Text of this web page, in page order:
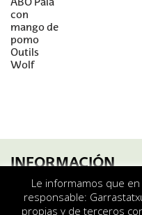
ABO Pala
con
mango de
pomo
Outils
Wolf
INFORMACIÓN
MI CUENTA
Le informamos que
responsable:
propias y de terceros